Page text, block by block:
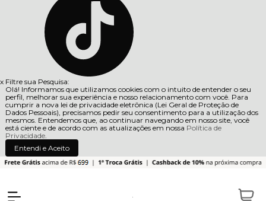
x Filtre sua Pesquisa:
Olá! Informamos que utilizamos cookies com o intuito de entender o seu
perfil, melhorar sua experiência e nosso relacionamento com você. Para
cumprir a nova lei de privacidade eletrônica (Lei Geral de Proteção de
Dados Pessoais), precisamos pedir seu consentimento para a utilização dos
mesmos. Entendemos que, ao continuar navegando em nosso site, você
está ciente e de acordo com as atualizações em nossa Política de
Privacidade.
Entendi e Aceito